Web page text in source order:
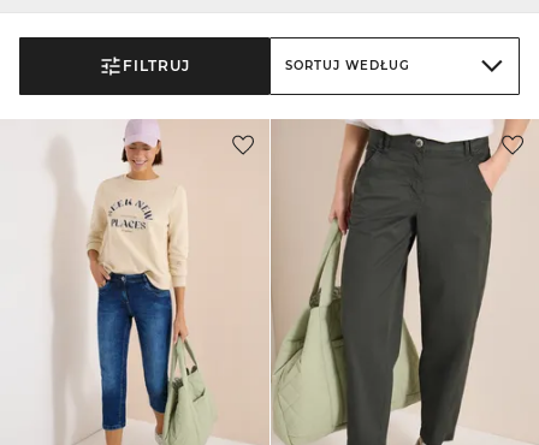
FILTRUJ SORTUJ WEDŁUG